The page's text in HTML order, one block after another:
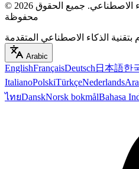
© 2026 الاصطناعي. جميع الحقوق
محفوظة
الذكاء الاصطناعي المتقدمة
Arabic
EnglishFrançaisDeutsch 日本語한
ItalianoPolskiTürkçeNederlands
ไทยDanskNorsk bokmålBahasa